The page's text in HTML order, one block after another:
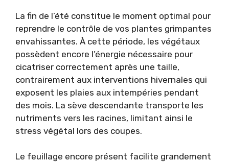
La fin de l’été constitue le moment optimal pour
reprendre le contrôle de vos plantes grimpantes
envahissantes. À cette période, les végétaux
possèdent encore l’énergie nécessaire pour
cicatriser correctement après une taille,
contrairement aux interventions hivernales qui
exposent les plaies aux intempéries pendant
des mois. La sève descendante transporte les
nutriments vers les racines, limitant ainsi le
stress végétal lors des coupes.
Le feuillage encore présent facilite grandement